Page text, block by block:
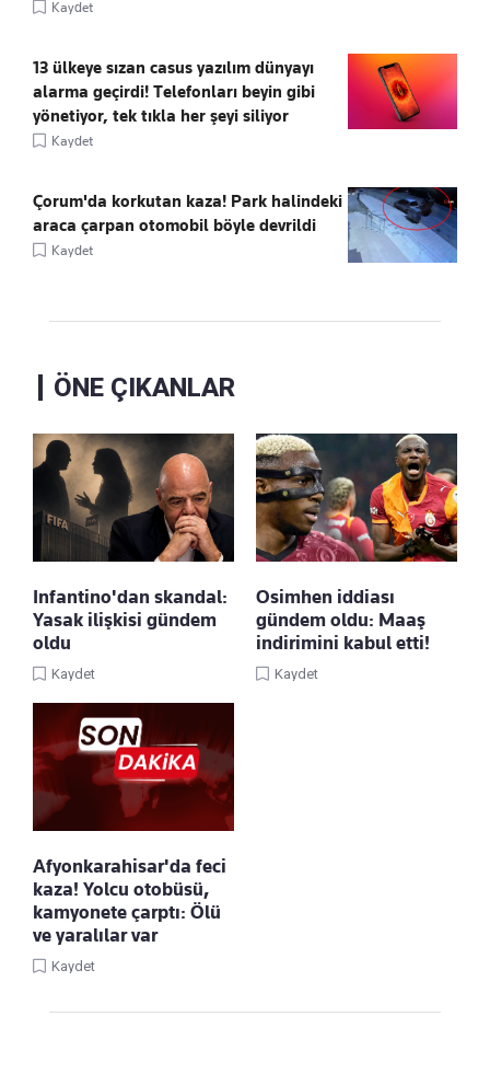
Kaydet
13 ülkeye sızan casus yazılım dünyayı
alarma geçirdi! Telefonları beyin gibi
yönetiyor, tek tıkla her şeyi siliyor
Kaydet
Çorum'da korkutan kaza! Park halindeki
araca çarpan otomobil böyle devrildi
Kaydet
ÖNE ÇIKANLAR
Infantino'dan skandal:
Yasak ilişkisi gündem
oldu
Kaydet
Osimhen iddiası
gündem oldu: Maaş
indirimini kabul etti!
Kaydet
Afyonkarahisar'da feci
kaza! Yolcu otobüsü,
kamyonete çarptı: Ölü
ve yaralılar var
Kaydet